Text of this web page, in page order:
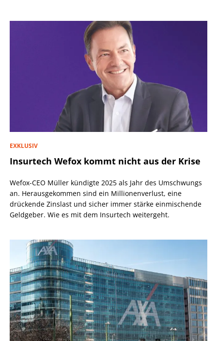
EXKLUSIV
Insurtech Wefox kommt nicht aus der Krise
Wefox-CEO Müller kündigte 2025 als Jahr des Umschwungs
an. Herausgekommen sind ein Millionenverlust, eine
drückende Zinslast und sicher immer stärke einmischende
Geldgeber. Wie es mit dem Insurtech weitergeht.